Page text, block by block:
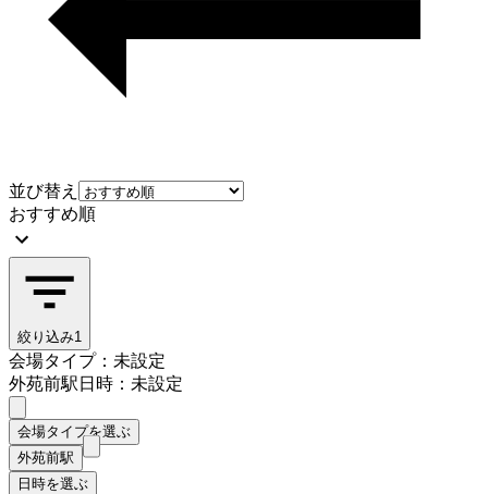
並び替え
おすすめ順
絞り込み1
会場タイプ：未設定
外苑前駅日時：未設定
会場タイプを選ぶ
外苑前駅
日時を選ぶ